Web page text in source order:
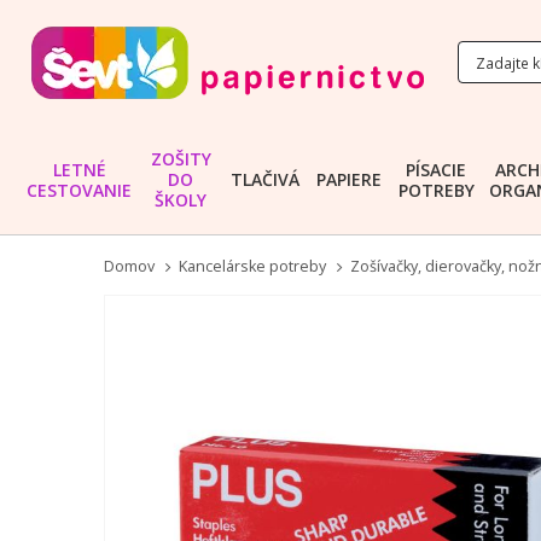
LETNÉ
CESTOVANIE
ZOŠITY
DO
ŠKOLY
TLAČIVÁ PAPIERE
PÍSACIE
POTREBY
Domov Kancelárske potreby Zošívačky, dierovačky,